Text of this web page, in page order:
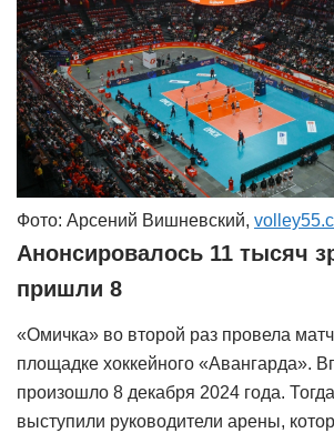
Фото: Арсений Вишневский,
Анонсировалось 11 тысяч
пришли 8
«Омичка» во второй раз провела
площадке хоккейного «Авангарда».
произошло 8 декабря 2024 года.
выступили руководители арены,